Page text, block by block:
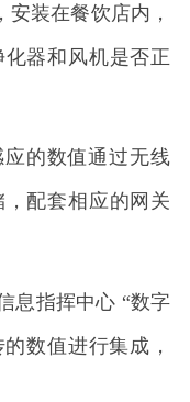
安装在餐饮店内，
器和风机是否正
的数值通过无线
配套相应的网关
息指挥中心 “数字
数值进行集成，